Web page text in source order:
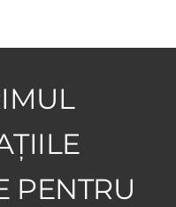
PENTRU